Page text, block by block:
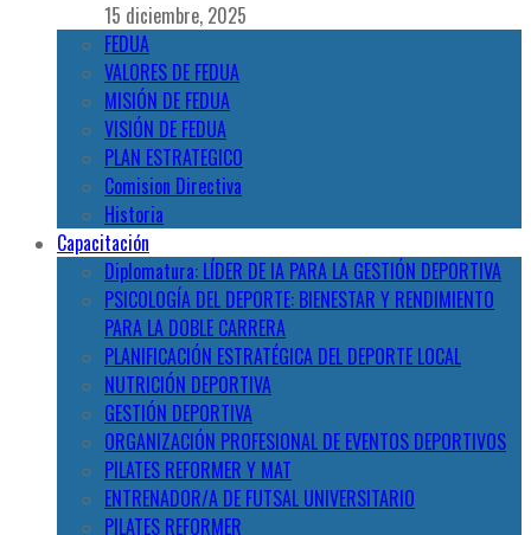
15 diciembre, 2025
FEDUA
VALORES DE FEDUA
MISIÓN DE FEDUA
VISIÓN DE FEDUA
PLAN ESTRATEGICO
Comision Directiva
Historia
Capacitación
Diplomatura: LÍDER DE IA PARA LA GESTIÓN DEPORTIVA
PSICOLOGÍA DEL DEPORTE: BIENESTAR Y RENDIMIENTO
PARA LA DOBLE CARRERA
PLANIFICACIÓN ESTRATÉGICA DEL DEPORTE LOCAL
NUTRICIÓN DEPORTIVA
GESTIÓN DEPORTIVA
ORGANIZACIÓN PROFESIONAL DE EVENTOS DEPORTIVOS
PILATES REFORMER Y MAT
ENTRENADOR/A DE FUTSAL UNIVERSITARIO
PILATES REFORMER